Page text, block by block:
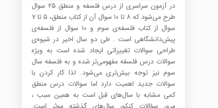
در‌ آزمون سراسری از درس فلسفه و منطق ۲۵ سوال
طرح می‌شود که ۸ تا ۱۰ سوال آن از کتاب منطق، ۵ تا ۷
سوال از کتاب فلسفه‌ی سوم و ۱۰ سوال از فلسفه‌ی
پیش‌دانشگاهی است . طی دو سال اخیر در شیوه‌ی
طراحی سوالات تغییراتی ایجاد شده است به ویژه
سوالات درس فلسفه مفهومی‌تر شده و به فلسفه سال
سوم نیز توجه بیش‌تری می‌شود. لذا کار کردن با
سوالات جدید اهمیت دارد اما سوالات درس منطق
کمی مشابه با سال‌های قبل است به همین سبب ،